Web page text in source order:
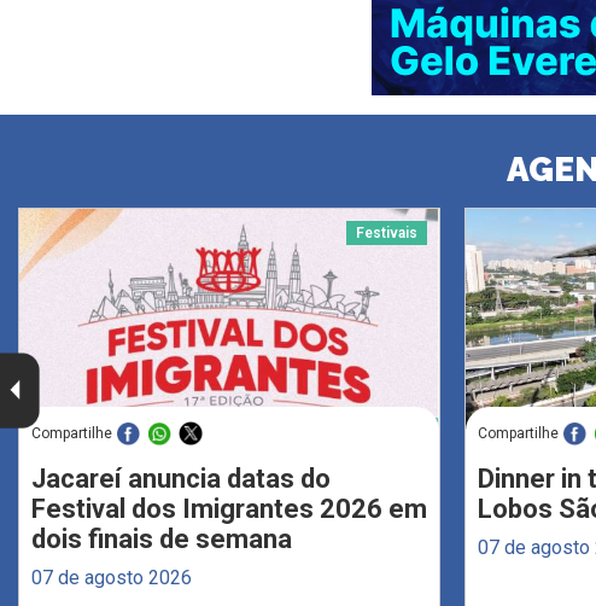
Festivais
Compartilhe
Jacareí anuncia datas do
Festival dos Imigrantes 2026 em
dois finais de semana
07 de agosto 2026
Compartilhe
Dinner in
Lobos
07 de agosto